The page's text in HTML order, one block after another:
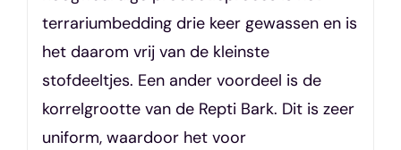
terrariumbedding drie keer gewassen en is
het daarom vrij van de kleinste
stofdeeltjes. Een ander voordeel is de
korrelgrootte van de Repti Bark. Dit is zeer
uniform, waardoor het voor